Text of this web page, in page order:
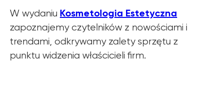
W wydaniu Kosmetologia Estetyczna
zapoznajemy czytelników z nowościami i
trendami, odkrywamy zalety sprzętu z
punktu widzenia właścicieli firm.